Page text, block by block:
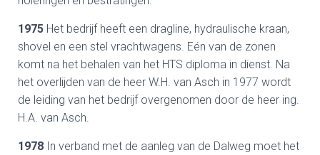
1975 Het bedrijf heeft een dragline, hydraulische kraan,
shovel en een stel vrachtwagens. Eén van de zonen
komt na het behalen van het HTS diploma in dienst. Na
het overlijden van de heer W.H. van Asch in 1977 wordt
de leiding van het bedrijf overgenomen door de heer ing.
H.A. van Asch.
1978 In verband met de aanleg van de Dalweg moet het